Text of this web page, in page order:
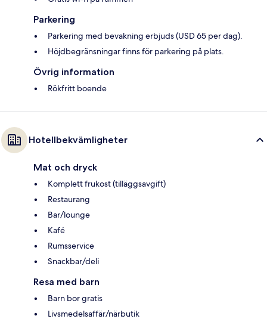
Parkering
Parkering med bevakning erbjuds (USD 65 per dag).
Höjdbegränsningar finns för parkering på plats.
Övrig information
Rökfritt boende
Hotellbekvämligheter
Mat och dryck
Komplett frukost (tilläggsavgift)
Restaurang
Bar/lounge
Kafé
Rumsservice
Snackbar/deli
Resa med barn
Barn bor gratis
Livsmedelsaffär/närbutik